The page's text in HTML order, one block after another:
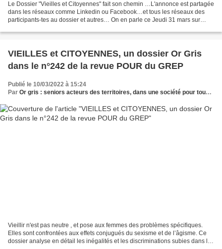
Le Dossier "Vieilles et Citoyennes" fait son chemin …L'annonce est partagée
dans les réseaux comme Linkedin ou Facebook…et tous les réseaux des
participants-tes au dossier et autres… On en parle ce Jeudi 31 mars sur
VIEILLES et CITOYENNES, un dossier Or Gris
dans le n°242 de la revue POUR du GREP
Publié le 10/03/2022 à 15:24
Par Or gris : seniors acteurs des territoires, dans une société pour tous les âges
Vieillir n'est pas neutre , et pose aux femmes des problèmes spécifiques.
Elles sont confrontées aux effets conjugués du sexisme et de l’âgisme. Ce
dossier analyse en détail les inégalités et les discriminations subies dans la